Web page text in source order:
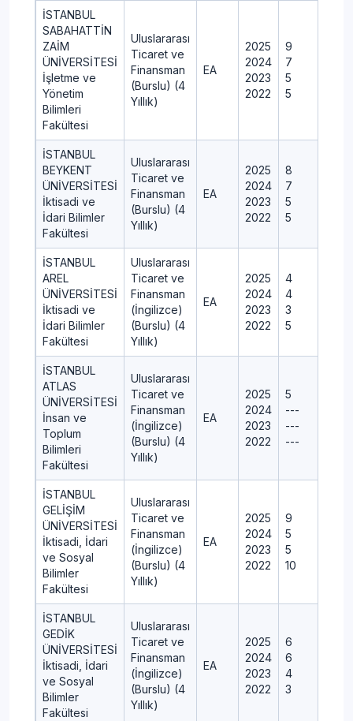
İSTANBUL
SABAHATTİN
ZAİM
ÜNİVERSİTESİ
İşletme ve
Yönetim
Bilimleri
Fakültesi
Uluslararası
Ticaret ve
Finansman
(Burslu) (4
Yıllık)
EA
2025
2024
2023
2022
9
7
5
5
İSTANBUL
BEYKENT
ÜNİVERSİTESİ
İktisadi ve
İdari Bilimler
Fakültesi
Uluslararası
Ticaret ve
Finansman
(Burslu) (4
Yıllık)
EA
2025
2024
2023
2022
8
7
5
5
İSTANBUL
AREL
ÜNİVERSİTESİ
İktisadi ve
İdari Bilimler
Fakültesi
Uluslararası
Ticaret ve
Finansman
(İngilizce)
(Burslu) (4
Yıllık)
EA
2025
2024
2023
2022
4
4
3
5
İSTANBUL
ATLAS
ÜNİVERSİTESİ
İnsan ve
Toplum
Bilimleri
Fakültesi
Uluslararası
Ticaret ve
Finansman
(İngilizce)
(Burslu) (4
Yıllık)
EA
2025
2024
2023
2022
5
---
---
---
İSTANBUL
GELİŞİM
ÜNİVERSİTESİ
İktisadi, İdari
ve Sosyal
Bilimler
Fakültesi
Uluslararası
Ticaret ve
Finansman
(İngilizce)
(Burslu) (4
Yıllık)
EA
2025
2024
2023
2022
9
5
5
10
İSTANBUL
GEDİK
ÜNİVERSİTESİ
İktisadi, İdari
ve Sosyal
Bilimler
Fakültesi
Uluslararası
Ticaret ve
Finansman
(İngilizce)
(Burslu) (4
Yıllık)
EA
2025
2024
2023
2022
6
6
4
3